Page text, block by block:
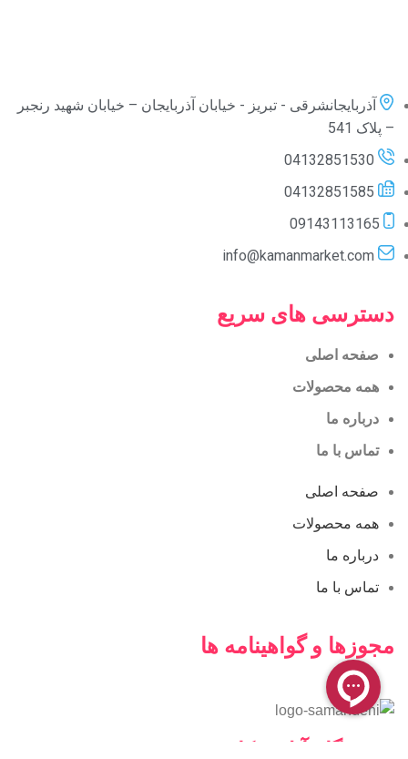
آذربایجانشرقی - تبریز - خیابان آذربایجان – خیابان شهید رنجبر
– پلاک 541
04132851530
04132851585
09143113165
info@kamanmarket.com
دسترسی های سریع
صفحه اصلی
همه محصولات
درباره ما
تماس با ما
صفحه اصلی
همه محصولات
درباره ما
تماس با ما
مجوزها و گواهینامه ها
فروشگاه آنلاین کامن